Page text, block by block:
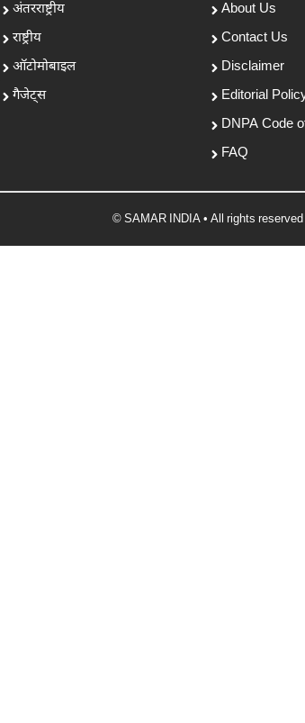
अंतरराष्ट्रीय
राष्ट्रीय
ऑटोमोबाइल
गैजेट्स
About Us
Contact Us
Disclaimer
Editorial
DNPA Code
FAQ
© SAMAR INDIA • All rights reserved